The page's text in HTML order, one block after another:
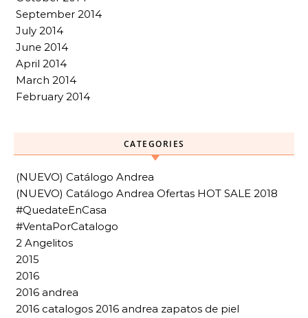
September 2014
July 2014
June 2014
April 2014
March 2014
February 2014
CATEGORIES
(NUEVO) Catálogo Andrea
(NUEVO) Catálogo Andrea Ofertas HOT SALE 2018
#QuedateEnCasa
#VentaPorCatalogo
2 Angelitos
2015
2016
2016 andrea
2016 catalogos 2016 andrea zapatos de piel